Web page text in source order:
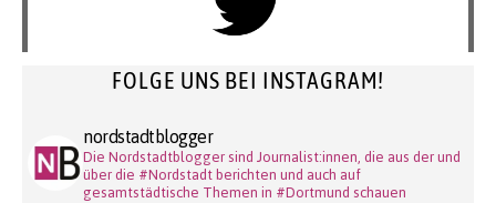
FOLGE UNS BEI INSTAGRAM!
nordstadtblogger
Die Nordstadtblogger sind Journalist:innen, die aus der und
über die #Nordstadt berichten und auch auf
gesamtstädtische Themen in #Dortmund schauen